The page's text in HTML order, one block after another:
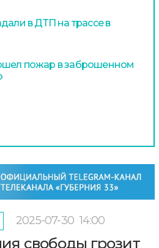
в ДТП на трассе в
пожар в заброшенном
2025-07-30 14:00
свободы грозит